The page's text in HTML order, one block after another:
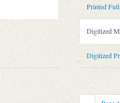
Printed
Digitized
Digitized